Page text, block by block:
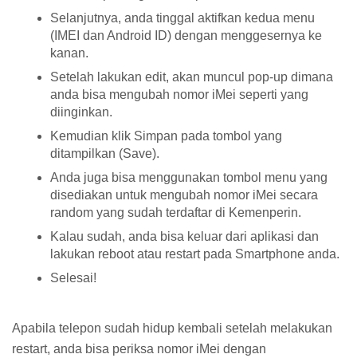
Selanjutnya, anda tinggal aktifkan kedua menu
(IMEI dan Android ID) dengan menggesernya ke
kanan.
Setelah lakukan edit, akan muncul pop-up dimana
anda bisa mengubah nomor iMei seperti yang
diinginkan.
Kemudian klik Simpan pada tombol yang
ditampilkan (Save).
Anda juga bisa menggunakan tombol menu yang
disediakan untuk mengubah nomor iMei secara
random yang sudah terdaftar di Kemenperin.
Kalau sudah, anda bisa keluar dari aplikasi dan
lakukan reboot atau restart pada Smartphone anda.
Selesai!
Apabila telepon sudah hidup kembali setelah melakukan
restart, anda bisa periksa nomor iMei dengan